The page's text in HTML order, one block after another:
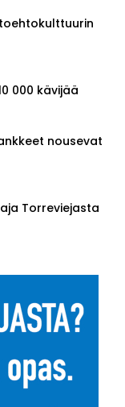
000 kävijää
nousevat
Torreviejasta